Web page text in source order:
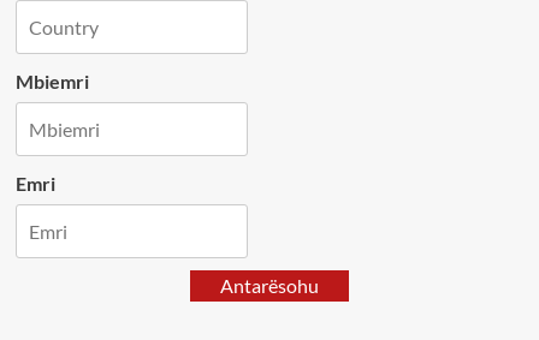
Mbiemri
Emri
Antarësohu